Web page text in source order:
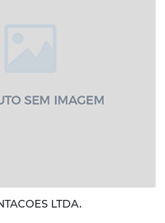
LTDA.